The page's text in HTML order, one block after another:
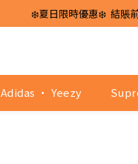
❄️夏日限時優惠❄️  結賬
Adidas · Yeezy